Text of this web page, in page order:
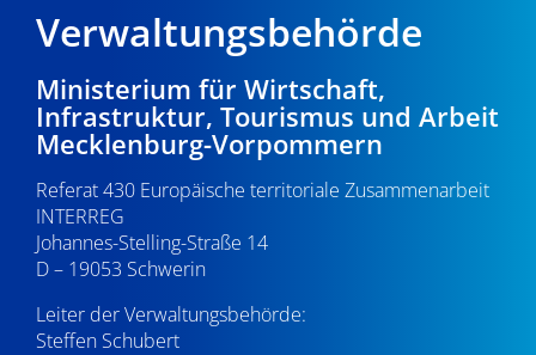
Verwaltungsbehörde
Ministerium für Wirtschaft,
Infrastruktur, Tourismus und Arbeit
Mecklenburg-Vorpommern
Referat 430 Europäische territoriale Zusammenarbeit
INTERREG
Johannes-Stelling-Straße 14
D – 19053 Schwerin
Leiter der Verwaltungsbehörde:
Steffen Schubert